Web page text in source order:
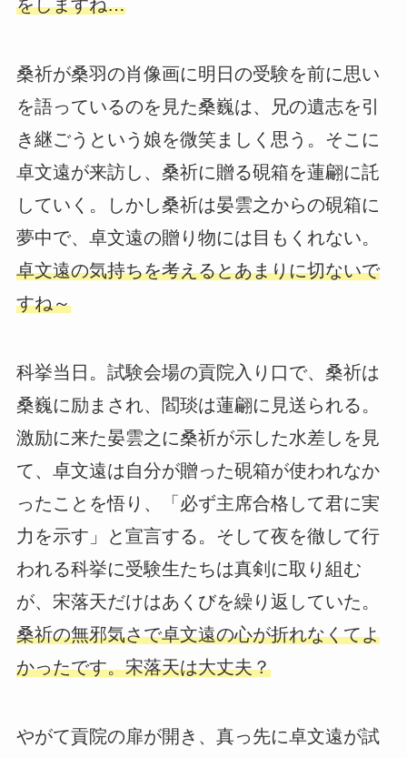
をしますね…
桑祈が桑羽の肖像画に明日の受験を前に思い
を語っているのを見た桑巍は、兄の遺志を引
き継ごうという娘を微笑ましく思う。そこに
卓文遠が来訪し、桑祈に贈る硯箱を蓮翩に託
していく。しかし桑祈は晏雲之からの硯箱に
夢中で、卓文遠の贈り物には目もくれない。
卓文遠の気持ちを考えるとあまりに切ないで
すね～
科挙当日。試験会場の貢院入り口で、桑祈は
桑巍に励まされ、閻琰は蓮翩に見送られる。
激励に来た晏雲之に桑祈が示した水差しを見
て、卓文遠は自分が贈った硯箱が使われなか
ったことを悟り、「必ず主席合格して君に実
力を示す」と宣言する。そして夜を徹して行
われる科挙に受験生たちは真剣に取り組む
が、宋落天だけはあくびを繰り返していた。
桑祈の無邪気さで卓文遠の心が折れなくてよ
かったです。宋落天は大丈夫？
やがて貢院の扉が開き、真っ先に卓文遠が試